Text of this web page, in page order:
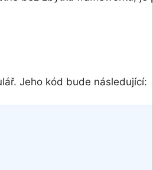
Jeho kód bude následující: